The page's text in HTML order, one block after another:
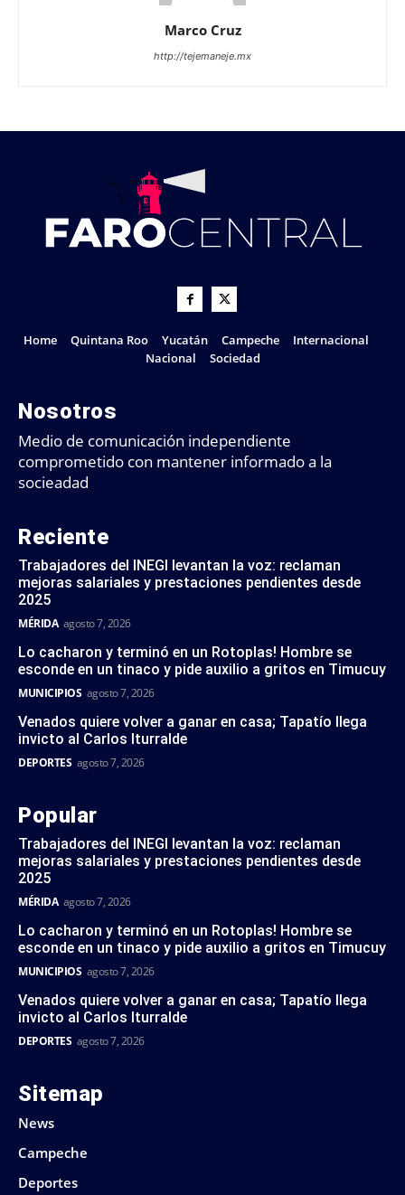
Marco Cruz
http://tejemaneje.mx
Home Quintana Roo Yucatán Campeche
Internacional
Nacional
Sociedad
Nosotros
Medio de comunicación independiente
comprometido con mantener informado a la
socieadad
Reciente
Trabajadores del INEGI levantan la voz: reclaman
mejoras salariales y prestaciones pendientes desde
2025
MÉRIDA agosto 7, 2026
Lo cacharon y terminó en un Rotoplas! Hombre se
esconde en un tinaco y pide auxilio a gritos en Timucuy
MUNICIPIOS agosto 7, 2026
Venados quiere volver a ganar en casa; Tapatío llega
invicto al Carlos Iturralde
DEPORTES agosto 7, 2026
Popular
Trabajadores del INEGI levantan la voz: reclaman
mejoras salariales y prestaciones pendientes desde
2025
MÉRIDA agosto 7, 2026
Lo cacharon y terminó en un Rotoplas! Hombre se
esconde en un tinaco y pide auxilio a gritos en Timucuy
MUNICIPIOS agosto 7, 2026
Venados quiere volver a ganar en casa; Tapatío llega
invicto al Carlos Iturralde
DEPORTES agosto 7, 2026
Sitemap
News
Campeche
Deportes